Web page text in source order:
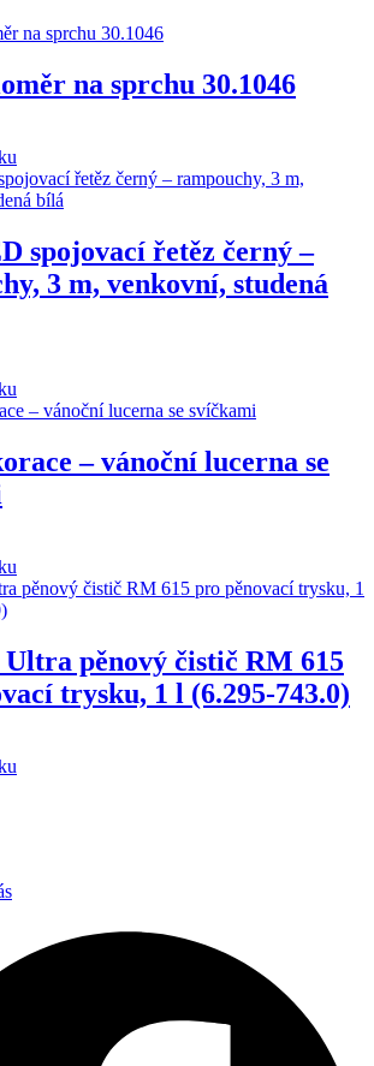
na sprchu 30.1046
spojovací řetěz černý –
3 m, venkovní, studená
– vánoční lucerna se
pěnový čistič RM 615
trysku, 1 l (6.295-743.0)